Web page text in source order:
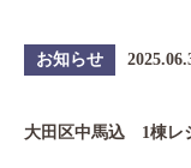
Recruit
Company
お知らせ
大田区中馬込 1棟レ